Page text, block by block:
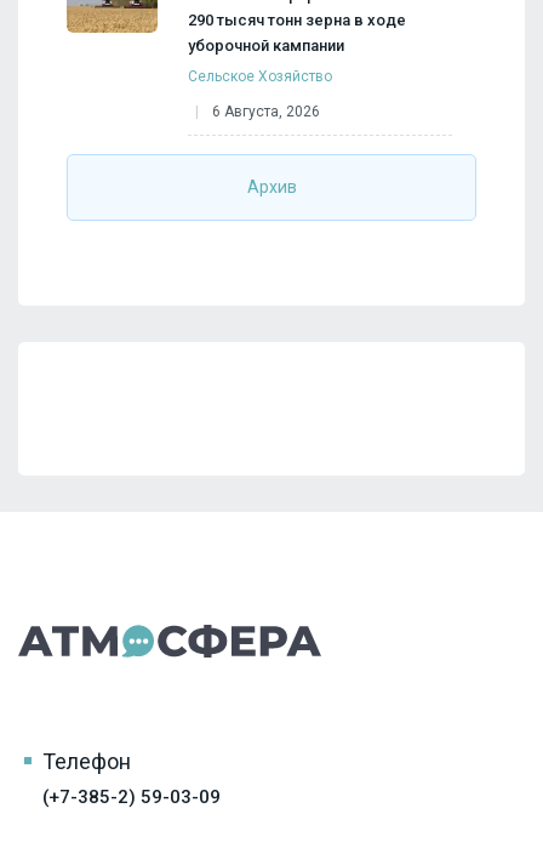
290 тысяч тонн зерна в ходе
уборочной кампании
Сельское Хозяйство
6 Августа, 2026
Архив
Телефон
(+7-385-2) 59-03-09